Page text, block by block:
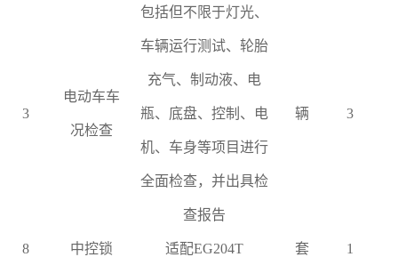
3
电动车车
况检查
包括但不限于灯光、
车辆运行测试、轮胎
充气、制动液、电
瓶、底盘、控制、电
机、车身等项目进行
全面检查，并出具检
查报告
辆 3
8 中控锁 适配EG204T 套 1